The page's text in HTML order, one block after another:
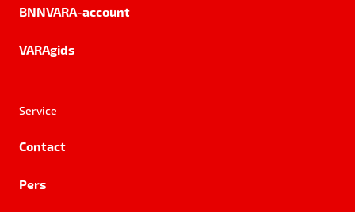
BNNVARA-account
VARAgids
Service
Contact
Pers